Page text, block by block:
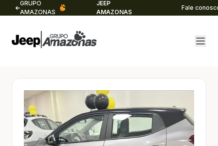
GRUPO
AMAZONAS
JEEP
AMAZONAS
Fale